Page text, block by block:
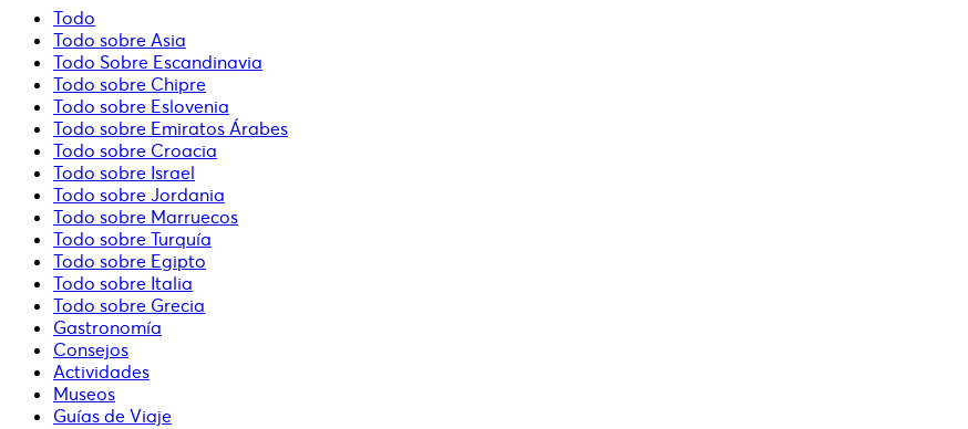
Todo
Todo sobre Asia
Todo Sobre Escandinavia
Todo sobre Chipre
Todo sobre Eslovenia
Todo sobre Emiratos Árabes
Todo sobre Croacia
Todo sobre Israel
Todo sobre Jordania
Todo sobre Marruecos
Todo sobre Turquía
Todo sobre Egipto
Todo sobre Italia
Todo sobre Grecia
Gastronomía
Consejos
Actividades
Museos
Guías de Viaje